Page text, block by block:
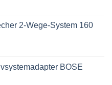
2-Wege-System 160
BOSE